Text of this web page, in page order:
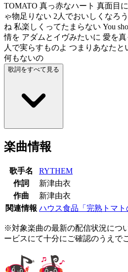
TOMATO 真っ赤なハート 真面目
ゃ物足りない 2人でおいしくなろ
ね 私楽しくってたまらない You
情を アダムとイヴみたいに 愛を
人で実らすものよ つまりあなた
何もないの
歌詞をすべて見る
楽曲情報
歌手名
RYTHEM
作詞
新津由衣
作曲
新津由衣
関連情報 ハウス食品「完熟トマト
※対象楽曲の最新の配信状況につ
ービスにて十分にご確認のうえで